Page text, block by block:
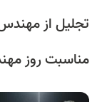
تجلیل از
مناسبت روز